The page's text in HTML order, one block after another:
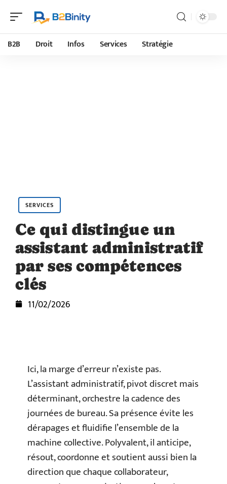
B2B Droit Infos Services Stratégie
SERVICES
Ce qui distingue un
assistant administratif
par ses compétences
clés
11/02/2026
Ici, la marge d’erreur n’existe pas.
L’assistant administratif, pivot discret mais
déterminant, orchestre la cadence des
journées de bureau. Sa présence évite les
dérapages et fluidifie l’ensemble de la
machine collective. Polyvalent, il anticipe,
résout, coordonne et soutient aussi bien la
direction que chaque collaborateur,